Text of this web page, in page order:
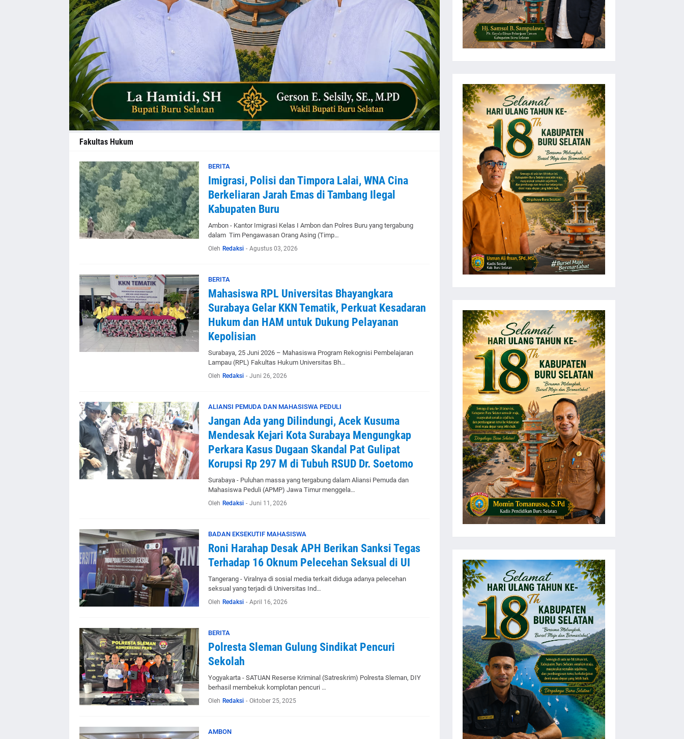
Fakultas Hukum
BERITA
Imigrasi, Polisi dan Timpora Lalai, WNA Cina
Berkeliaran Jarah Emas di Tambang Ilegal
Kabupaten Buru
Ambon - Kantor Imigrasi Kelas I Ambon dan Polres Buru yang tergabung
dalam Tim Pengawasan Orang Asing (Timp…
Oleh Redaksi - Agustus 03, 2026
BERITA
Mahasiswa RPL Universitas Bhayangkara
Surabaya Gelar KKN Tematik, Perkuat Kesadaran
Hukum dan HAM untuk Dukung Pelayanan
Kepolisian
Surabaya, 25 Juni 2026 – Mahasiswa Program Rekognisi Pembelajaran
Lampau (RPL) Fakultas Hukum Universitas Bh…
Oleh Redaksi - Juni 26, 2026
ALIANSI PEMUDA DAN MAHASISWA PEDULI
Jangan Ada yang Dilindungi, Acek Kusuma
Mendesak Kejari Kota Surabaya Mengungkap
Perkara Kasus Dugaan Skandal Pat Gulipat
Korupsi Rp 297 M di Tubuh RSUD Dr. Soetomo
Surabaya - Puluhan massa yang tergabung dalam Aliansi Pemuda dan
Mahasiswa Peduli (APMP) Jawa Timur menggela…
Oleh Redaksi - Juni 11, 2026
BADAN EKSEKUTIF MAHASISWA
Roni Harahap Desak APH Berikan Sanksi Tegas
Terhadap 16 Oknum Pelecehan Seksual di UI
Tangerang - Viralnya di sosial media terkait diduga adanya pelecehan
seksual yang terjadi di Universitas Ind…
Oleh Redaksi - April 16, 2026
BERITA
Polresta Sleman Gulung Sindikat Pencuri
Sekolah
Yogyakarta - SATUAN Reserse Kriminal (Satreskrim) Polresta Sleman, DIY
berhasil membekuk komplotan pencuri …
Oleh Redaksi - Oktober 25, 2025
AMBON